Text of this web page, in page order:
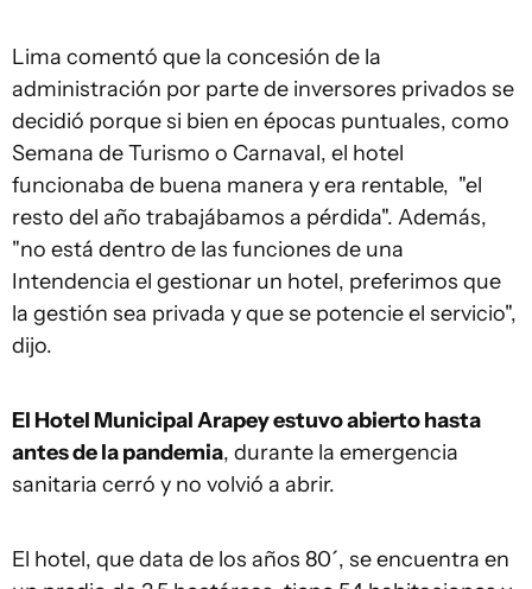
Lima comentó que la concesión de la
administración por parte de inversores privados se
decidió porque si bien en épocas puntuales, como
Semana de Turismo o Carnaval, el hotel
funcionaba de buena manera y era rentable, "el
resto del año trabajábamos a pérdida". Además,
"no está dentro de las funciones de una
Intendencia el gestionar un hotel, preferimos que
la gestión sea privada y que se potencie el servicio",
dijo.
El Hotel Municipal Arapey estuvo abierto hasta
antes de la pandemia, durante la emergencia
sanitaria cerró y no volvió a abrir.
El hotel, que data de los años 80´, se encuentra en